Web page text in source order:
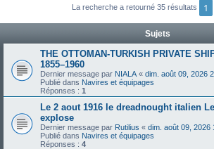
La recherche a retourné 35 résultats 1
Sujets
THE OTTOMAN-TURKISH PRIVATE
1855–1960
Dernier message par NIALA « dim. août 09, 2026
Publié dans Navires et équipages
Réponses : 1
Le 2 aout 1916 le dreadnought italien
explose
Dernier message par Rutilius « dim. août 09, 2026
Publié dans Navires et équipages
Réponses : 4